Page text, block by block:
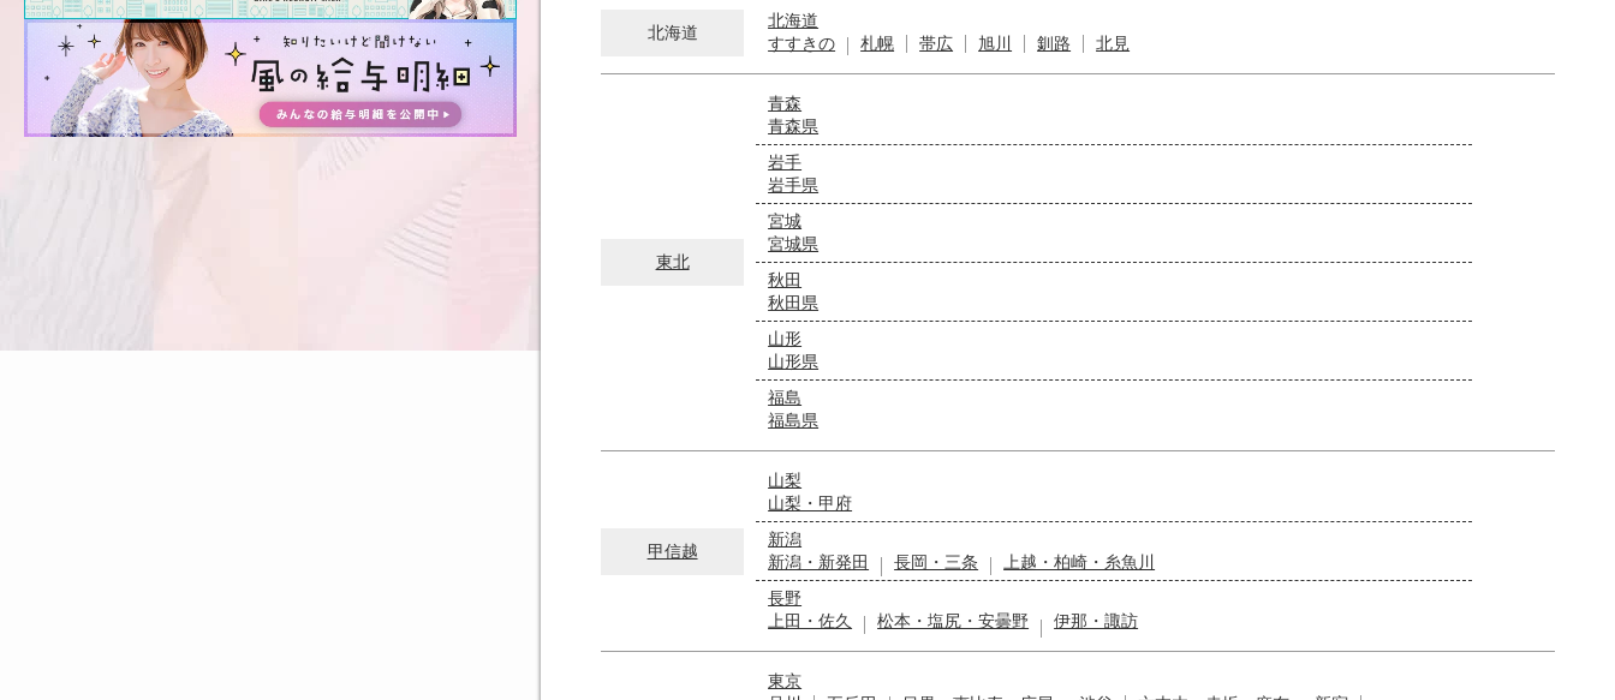
北海道
北海道
すすきの
札幌 帯広 旭川 釧路 北見
東北
青森
青森県
岩手
岩手県
宮城
宮城県
秋田
秋田県
山形
山形県
福島
福島県
甲信越
山梨
山梨・甲府
新潟
新潟・新発田
長岡・三条
上越・柏崎・糸魚川
長野
上田・佐久
松本・塩尻・安曇野 伊那・諏訪
東京